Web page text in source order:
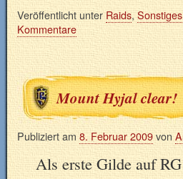
Veröffentlicht unterRaids, Sonstiges
Kommentare
Mount Hyjal clear!
Publiziert am 8. Februar 2009von
Als erste Gilde auf RG